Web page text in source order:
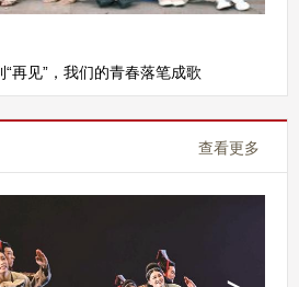
“再见”，我们的青春落笔成歌
查看更多